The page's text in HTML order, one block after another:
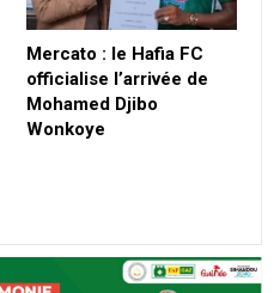
Mercato : le Hafia FC
officialise l’arrivée de
Mohamed Djibo
Wonkoye